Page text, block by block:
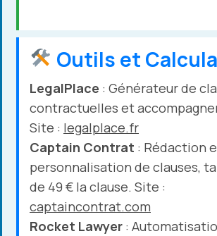
Outils et
LegalPlace : Générateur de
contractuelles et
Site : legalplace.fr
Captain Contrat : Rédaction
personnalisation de clauses,
de 49 € la clause. Site :
captaincontrat.com
Rocket Lawyer :